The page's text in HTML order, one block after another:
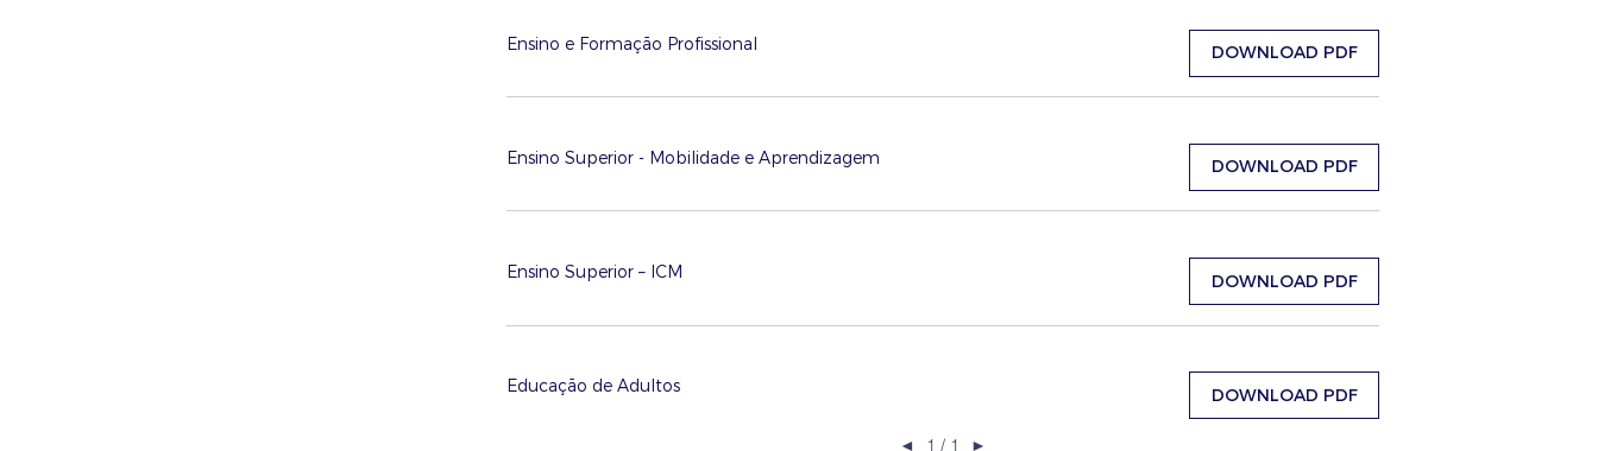
Ensino e Formação Profissional DOWNLOAD PDF
Ensino Superior - Mobilidade e Aprendizagem DOWNLOAD PDF
Ensino Superior – ICM DOWNLOAD PDF
Educação de Adultos DOWNLOAD PDF
◄ 1 / 1 ►